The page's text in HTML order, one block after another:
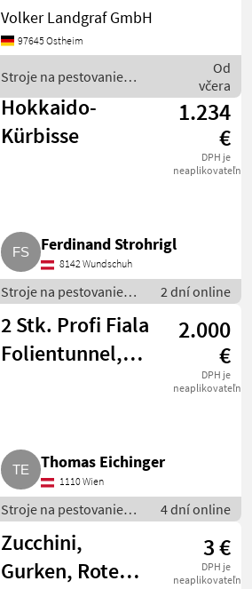
Reihenabstand 70/75 cm,
Neigungseinstellung der
Dammformvorrichtung,
Formungsbleche (für die
Bearbeitung von Dämmen
nac
Volker Landgraf GmbH
97645 Ostheim
Stroje na pestovanie
zeleniny / Unia
Od
včera
Hokkaido-
Kürbisse
1.234
€
DPH je
neaplikovateľné
Ferdinand Strohrigl
8142 Wundschuh
Stroje na pestovanie
zeleniny / Ostatné
stroje na výrobu
zeleniny
2 dní online
2 Stk. Profi Fiala
Folientunnel,
2.000
€
DPH je
neaplikovateľné
Thomas Eichinger
1110 Wien
Stroje na pestovanie
zeleniny / Ostatné
stroje na výrobu
zeleniny
4 dní online
Zucchini,
Gurken, Rote
3 €
DPH je
neaplikovateľné